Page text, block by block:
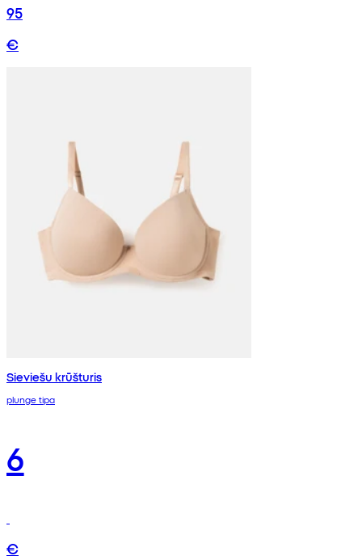
95
€
Sieviešu krūšturis
plunge tipa
6
€